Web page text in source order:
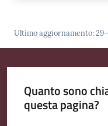
Ultimo aggiornamento:
Quanto sono
questa pagina?